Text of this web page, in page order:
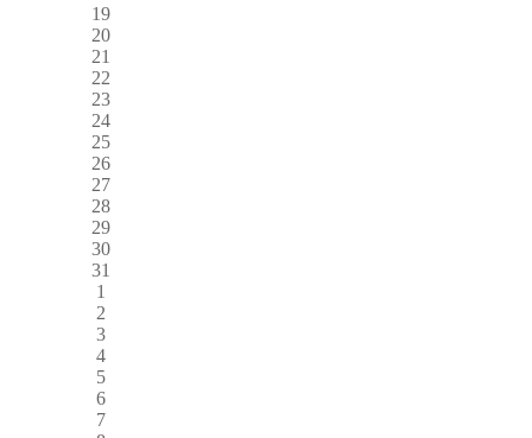
19
20
21
22
23
24
25
26
27
28
29
30
31
1
2
3
4
5
6
7